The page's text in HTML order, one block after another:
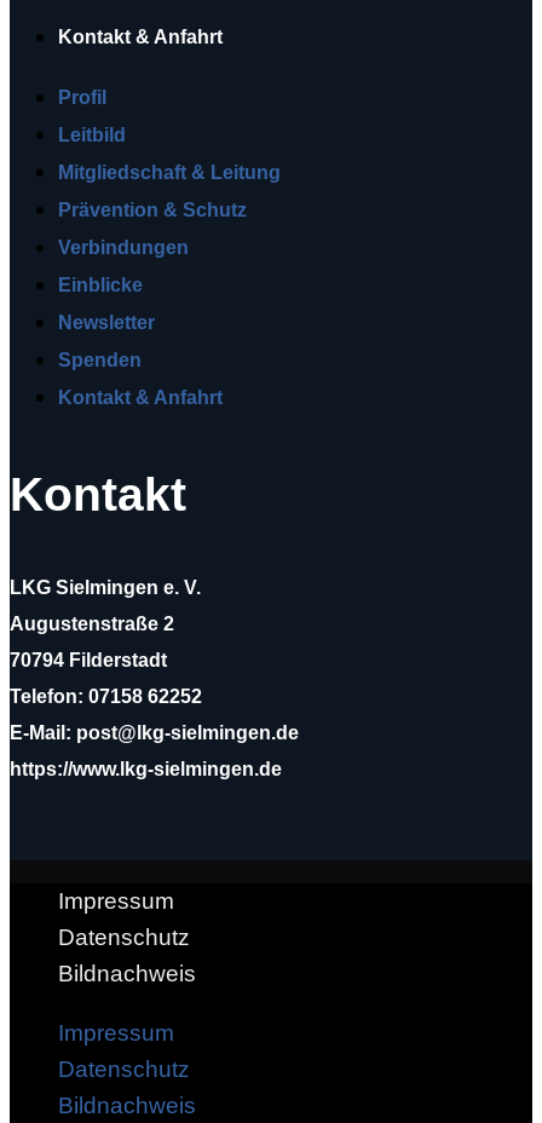
Kontakt & Anfahrt
Profil
Leitbild
Mitgliedschaft & Leitung
Prävention & Schutz
Verbindungen
Einblicke
Newsletter
Spenden
Kontakt & Anfahrt
Kontakt
LKG Sielmingen e. V.
Augustenstraße 2
70794 Filderstadt
Telefon: 07158 62252
E-Mail: post@lkg-sielmingen.de
https://www.lkg-sielmingen.de
Impressum
Datenschutz
Bildnachweis
Impressum
Datenschutz
Bildnachweis